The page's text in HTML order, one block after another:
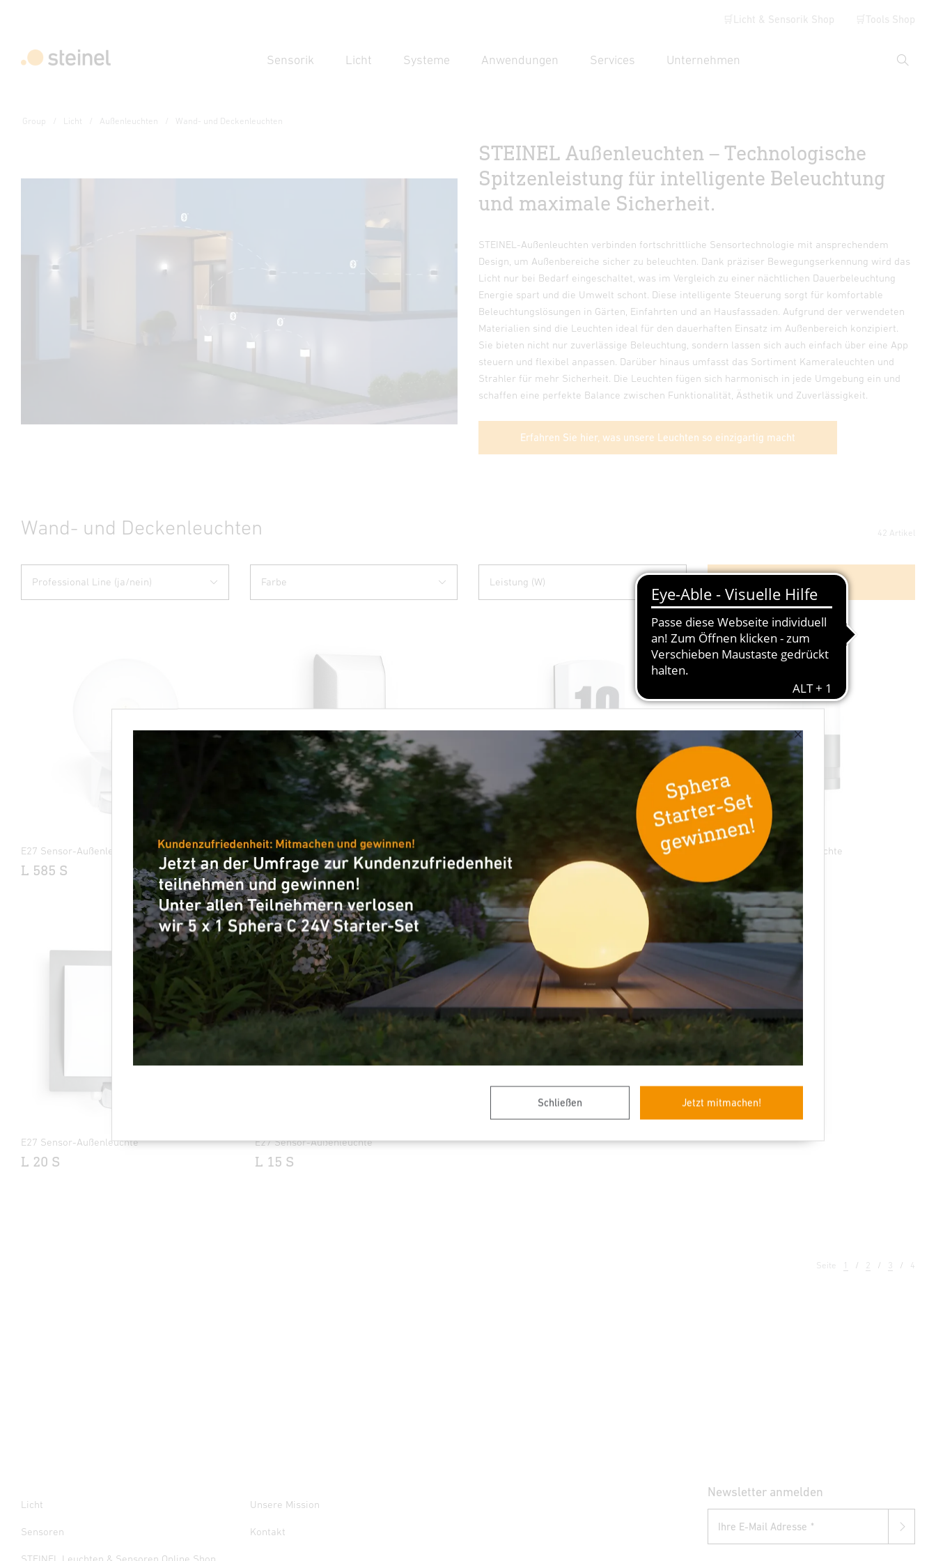
🛒Licht & Sensorik Shop 🛒Tools Shop
Sensorik Licht Systeme Anwendungen Services Unternehmen
Suche
×
Schließen Jetzt mitmachen!
Group Licht Außenleuchten Wand- und Deckenleuchten
STEINEL Außenleuchten – Technologische
Spitzenleistung für intelligente Beleuchtung
und maximale Sicherheit.
STEINEL-Außenleuchten verbinden fortschrittliche Sensortechnologie mit ansprechendem
Design, um Außenbereiche sicher zu beleuchten. Dank präziser Bewegungserkennung wird das
Licht nur bei Bedarf eingeschaltet, was im Vergleich zu einer nächtlichen Dauerbeleuchtung
Energie spart und die Umwelt schont. Diese intelligente Steuerung sorgt für komfortable
Beleuchtungslösungen in Gärten, Einfahrten und an Hausfassaden. Aufgrund der verwendeten
Materialien sind die Leuchten ideal für den dauerhaften Einsatz im Außenbereich konzipiert.
Sie bieten nicht nur zuverlässige Beleuchtung, sondern lassen sich auch einfach über eine App
steuern und flexibel anpassen. Darüber hinaus umfasst das Sortiment Kameraleuchten und
Strahler für mehr Sicherheit. Die Leuchten fügen sich harmonisch in jede Umgebung ein und
schaffen eine perfekte Balance zwischen Funktionalität, Ästhetik und Zuverlässigkeit.
Erfahren Sie hier, was unsere Leuchten so einzigartig macht
Wand- und Deckenleuchten 42 Artikel
Weitere Filter
Professional Line (ja/nein) Farbe Leistung (W)
E27 Sensor-Außenleuchte
L 585 S
E27 Sensor-Außenleuchte
L 30 S L 1 S
Sensor-LED-Außenleuchte
L 605 S
E27 Sensor-Außenleuchte
L 20 S
E27 Sensor-Außenleuchte
L 15 S
Seite 1 2 3 4
Licht
Sensoren
STEINEL Leuchten & Sensoren Online Shop
Unsere Mission
Kontakt
Newsletter anmelden
Ihre E-Mail Adresse